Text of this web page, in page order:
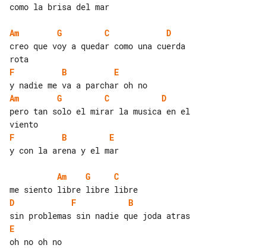
como la brisa del mar
Am G C
D
creo que voy a quedar como una cuerda
F
B
E
Am
G C
D
pero tan solo el mirar la musica en el
F
B
E
y con la arena y el mar
Am G
C
D
F
B
E